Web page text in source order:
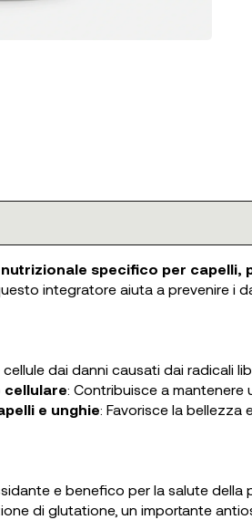
specifico per capelli,
integratore aiuta a prevenire i
dai danni causati dai radicali
cellulare: Contribuisce a mantenere
e unghie: Favorisce la bellezza
e benefico per la salute della
di glutatione, un importante